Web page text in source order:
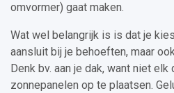
omvormer) gaat maken.
Wat wel belangrijk is is dat je
aansluit bij je behoeften, maar
Denk bv. aan je dak, want niet
zonnepanelen op te plaatsen.